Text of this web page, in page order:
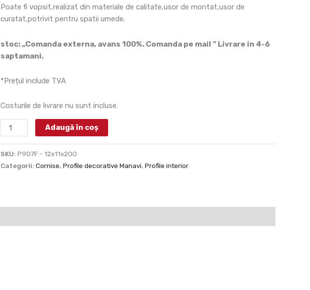
Poate fi vopsit,realizat din materiale de calitate,usor de montat,usor de
curatat,potrivit pentru spatii umede.
stoc: „Comanda externa, avans 100%. Comanda pe mail ” Livrare in 4-6
saptamani.
*Prețul include TVA
Costurile de livrare nu sunt incluse.
12x11x200
cm
Adaugă în coș
SKU:P907F - 12x11x200
Categorii:Cornise,Profile decorative Manavi,Profile interior